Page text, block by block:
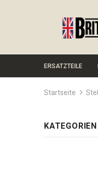
ERSATZTEILE
Startseite
KATEGORIEN